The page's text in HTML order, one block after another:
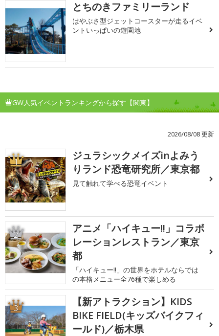
とちのきファミリーランド
はやぶさ型ジェットコースターが走るイベ
ントいっぱいの遊園地
GW人気イベントランキングから探す【関東】
2026/08/08 更新
1
ジュラシックメイズinよみう
りランド恐竜研究所／東京都
見て触れて学べる恐竜イベント
2
アニメ「ハイキュー!!」コラボ
レーションレストラン／東京
都
「ハイキュー!!」の世界をホテルならでは
の本格メニュー全76種で楽しめる
3
【新アトラクション】KIDS
BIKE FIELD(キッズバイクフィ
ールド)／栃木県